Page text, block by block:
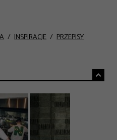
INSPIRACJE
PRZEPISY